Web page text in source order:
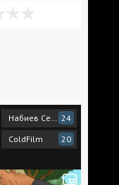
24
ColdFilm
20